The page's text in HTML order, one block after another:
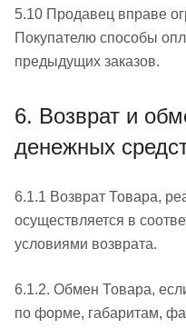
5.10 Продавец вправе
Покупателю способы
предыдущих заказов.
6. Возврат и
денежных
6.1.1 Возврат Товара,
осуществляется в
условиями возврата.
6.1.2. Обмен Товара,
по форме, габаритам,